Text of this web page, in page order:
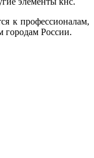
к профессионалам,
городам России.